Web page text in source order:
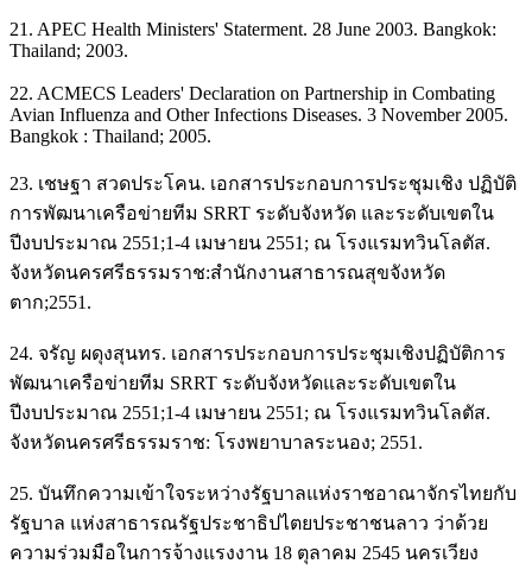
21. APEC Health Ministers' Staterment. 28 June 2003. Bangkok:
Thailand; 2003.
22. ACMECS Leaders' Declaration on Partnership in Combating
Avian Influenza and Other Infections Diseases. 3 November 2005.
Bangkok : Thailand; 2005.
23. เชษฐา สวดประโคน. เอกสารประกอบการประชุมเชิง ปฏิบัติ
การพัฒนาเครือข่ายทีม SRRT ระดับจังหวัด และระดับเขตใน
ปีงบประมาณ 2551;1-4 เมษายน 2551; ณ โรงแรมทวินโลตัส.
จังหวัดนครศรีธรรมราช:สำนักงานสาธารณสุขจังหวัด
ตาก;2551.
24. จรัญ ผดุงสุนทร. เอกสารประกอบการประชุมเชิงปฏิบัติการ
พัฒนาเครือข่ายทีม SRRT ระดับจังหวัดและระดับเขตใน
ปีงบประมาณ 2551;1-4 เมษายน 2551; ณ โรงแรมทวินโลตัส.
จังหวัดนครศรีธรรมราช: โรงพยาบาลระนอง; 2551.
25. บันทึกความเข้าใจระหว่างรัฐบาลแห่งราชอาณาจักรไทยกับ
รัฐบาล แห่งสาธารณรัฐประชาธิปไตยประชาชนลาว ว่าด้วย
ความร่วมมือในการจ้างแรงงาน 18 ตุลาคม 2545 นครเวียง